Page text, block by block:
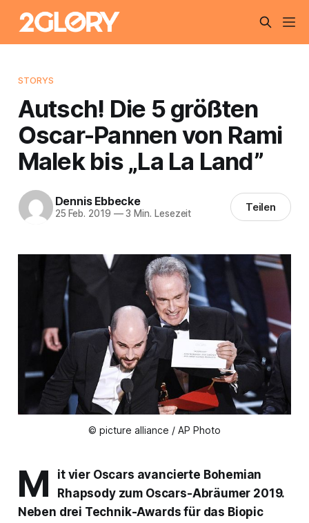
STORYS
Autsch! Die 5 größten
Oscar-Pannen von Rami
Malek bis „La La Land”
Dennis Ebbecke
25 Feb. 2019 —3 Min. Lesezeit Teilen
© picture alliance / AP Photo
M it vier Oscars avancierte Bohemian
Rhapsodyzum Oscars-Abräumer 2019.
Neben drei Technik-Awards für das Biopic